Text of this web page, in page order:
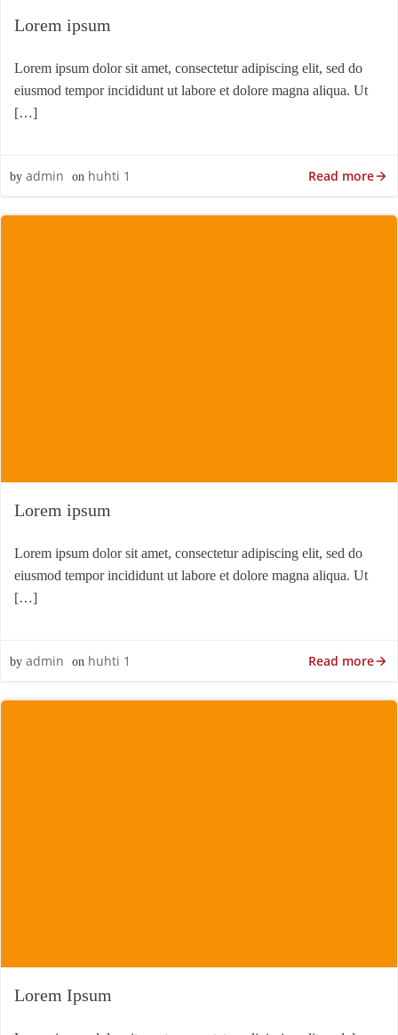
Lorem ipsum
Lorem ipsum dolor sit amet, consectetur adipiscing elit, sed do
eiusmod tempor incididunt ut labore et dolore magna aliqua. Ut
[…]
by admin on huhti 1 Read more
Lorem ipsum
Lorem ipsum dolor sit amet, consectetur adipiscing elit, sed do
eiusmod tempor incididunt ut labore et dolore magna aliqua. Ut
[…]
by admin on huhti 1 Read more
Lorem Ipsum